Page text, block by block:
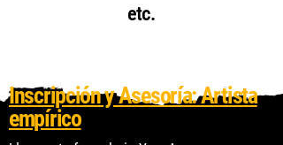
etc.
Inscripción y Asesoría: Artista
empírico